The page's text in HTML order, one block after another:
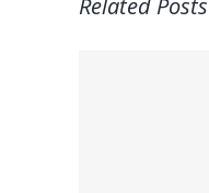
Related Posts